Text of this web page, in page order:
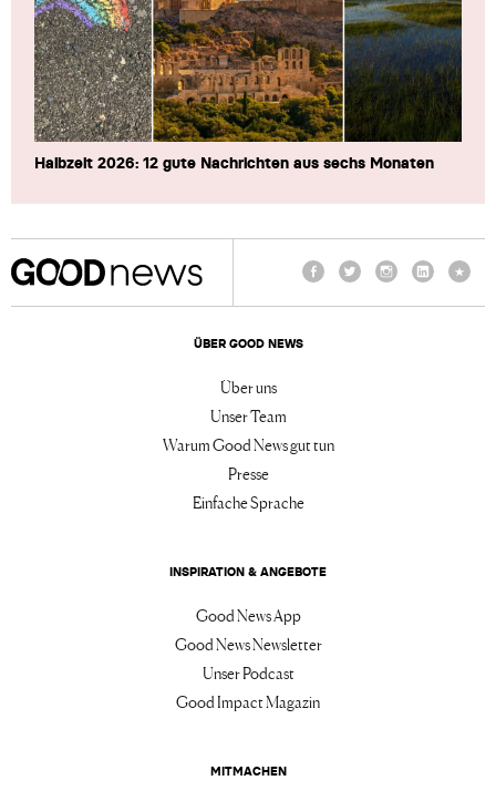
Halbzeit 2026: 12 gute Nachrichten aus sechs Monaten
ÜBER GOOD NEWS
Über uns
Unser Team
Warum Good News gut tun
Presse
Einfache Sprache
INSPIRATION & ANGEBOTE
Good News App
Good News Newsletter
Unser Podcast
Good Impact Magazin
MITMACHEN